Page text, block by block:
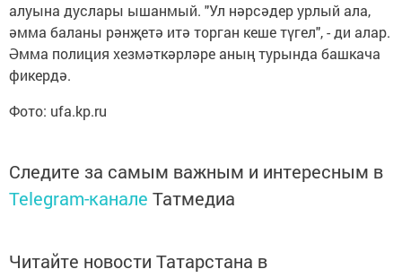
алуына дуслары ышанмый. "Ул нәрсәдер урлый ала,
әмма баланы рәнҗетә итә торган кеше түгел", - ди алар.
Әмма полиция хезмәткәрләре аның турында башкача
фикердә.
Фото: ufa.kp.ru
Следите за самым важным и интересным в
Telegram-канале Татмедиа
Читайте новости Татарстана в